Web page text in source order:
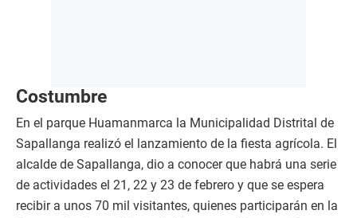
Costumbre
En el parque Huamanmarca la Municipalidad Distrital de
Sapallanga realizó el lanzamiento de la fiesta agrícola. El
alcalde de Sapallanga, dio a conocer que habrá una serie
de actividades el 21, 22 y 23 de febrero y que se espera
recibir a unos 70 mil visitantes, quienes participarán en la